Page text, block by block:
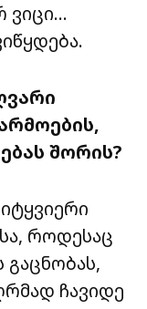
ვიცი…
,
შორის?
, როდესაც
გაცნობას,
ჩავიდე